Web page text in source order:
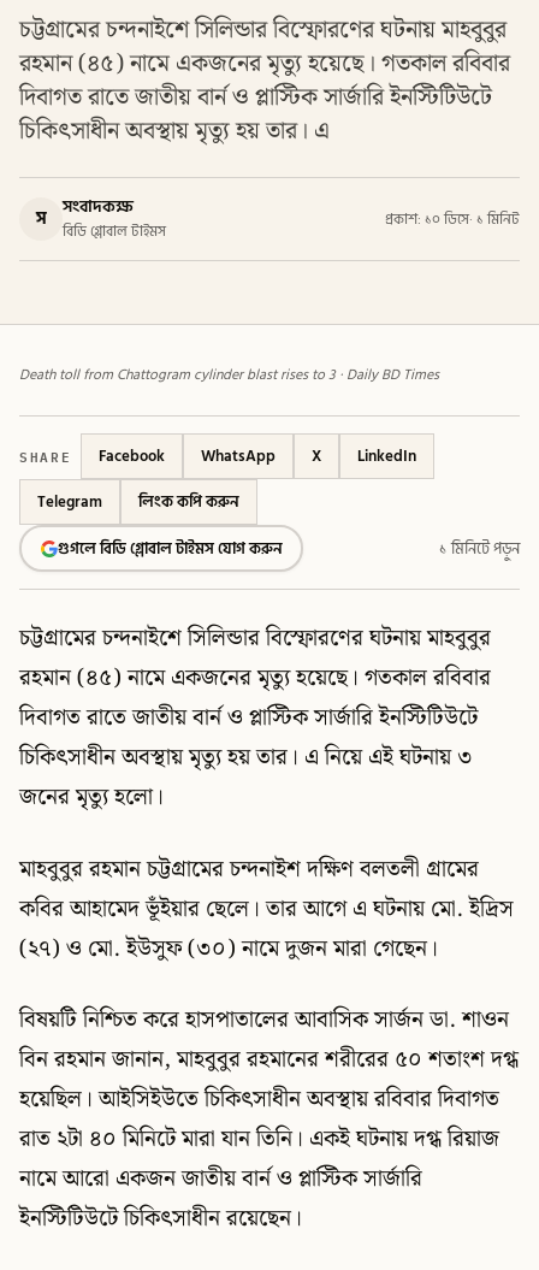
চট্টগ্রামের চন্দনাইশে সিলিন্ডার বিস্ফোরণের ঘটনায় মাহবুবুর
রহমান (৪৫) নামে একজনের মৃত্যু হয়েছে। গতকাল রবিবার
দিবাগত রাতে জাতীয় বার্ন ও প্লাস্টিক সার্জারি ইনস্টিটিউটে
চিকিৎসাধীন অবস্থায় মৃত্যু হয় তার। এ
স সংবাদকক্ষ
বিডি গ্লোবাল টাইমস
প্রকাশ: ১০ ডিসে· ১ মিনিট
Death toll from Chattogram cylinder blast rises to 3 · Daily BD Times
SHARE Facebook WhatsApp X
LinkedIn
Telegram
লিংক কপি করুন
গুগলে বিডি গ্লোবাল টাইমস যোগ করুন
১ মিনিটে পড়ুন
চট্টগ্রামের চন্দনাইশে সিলিন্ডার বিস্ফোরণের ঘটনায় মাহবুবুর
রহমান (৪৫) নামে একজনের মৃত্যু হয়েছে। গতকাল রবিবার
দিবাগত রাতে জাতীয় বার্ন ও প্লাস্টিক সার্জারি ইনস্টিটিউটে
চিকিৎসাধীন অবস্থায় মৃত্যু হয় তার। এ নিয়ে এই ঘটনায় ৩
জনের মৃত্যু হলো।
মাহবুবুর রহমান চট্টগ্রামের চন্দনাইশ দক্ষিণ বলতলী গ্রামের
কবির আহামেদ ভূঁইয়ার ছেলে। তার আগে এ ঘটনায় মো. ইদ্রিস
(২৭) ও মো. ইউসুফ (৩০) নামে দুজন মারা গেছেন।
বিষয়টি নিশ্চিত করে হাসপাতালের আবাসিক সার্জন ডা. শাওন
বিন রহমান জানান, মাহবুবুর রহমানের শরীরের ৫০ শতাংশ দগ্ধ
হয়েছিল। আইসিইউতে চিকিৎসাধীন অবস্থায় রবিবার দিবাগত
রাত ২টা ৪০ মিনিটে মারা যান তিনি। একই ঘটনায় দগ্ধ রিয়াজ
নামে আরো একজন জাতীয় বার্ন ও প্লাস্টিক সার্জারি
ইনস্টিটিউটে চিকিৎসাধীন রয়েছেন।